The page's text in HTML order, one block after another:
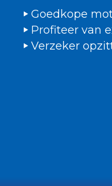
Goedkope
Profiteer van
Verzeker